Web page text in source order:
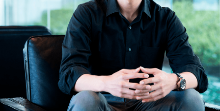
新卒採用 キャリア採用